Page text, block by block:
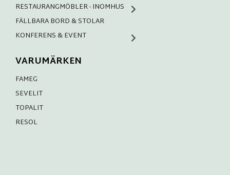
RESTAURANGMÖBLER - INOMHUS
FÄLLBARA BORD & STOLAR
KONFERENS & EVENT
VARUMÄRKEN
FAMEG
SEVELIT
TOPALIT
RESOL